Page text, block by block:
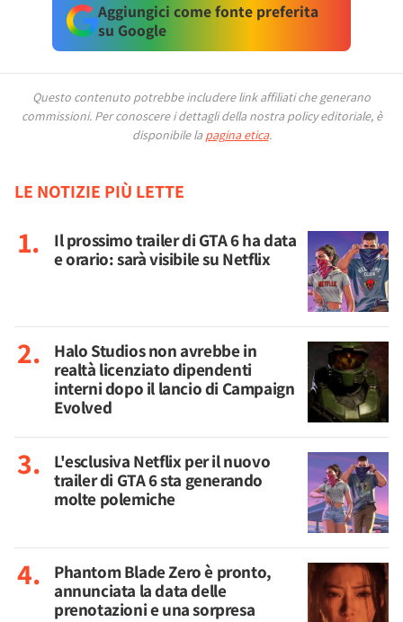
Aggiungici come fonte preferita
su Google
Questo contenuto potrebbe includere link affiliati che generano
commissioni. Per conoscere i dettagli della nostra policy editoriale, è
disponibile la pagina etica.
LE NOTIZIE PIÙ LETTE
Il prossimo trailer di GTA 6 ha data
e orario: sarà visibile su Netflix
Halo Studios non avrebbe in
realtà licenziato dipendenti
interni dopo il lancio di Campaign
Evolved
L'esclusiva Netflix per il nuovo
trailer di GTA 6 sta generando
molte polemiche
Phantom Blade Zero è pronto,
annunciata la data delle
prenotazioni e una sorpresa